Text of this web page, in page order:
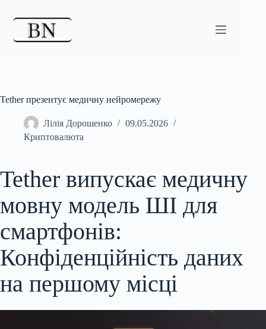
Tether презентує медичну нейромережу
Лілія Дорошенко
09.05.2026
Криптовалюта
Tether випускає медичну
мовну модель ШІ для
смартфонів:
Конфіденційність даних
на першому місці